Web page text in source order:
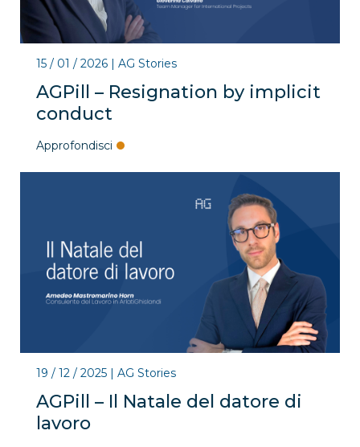
AGPill – Resignation by implicit
conduct
15 / 01 / 2026| AG Stories
Approfondisci
AGPill – Il Natale del datore di
lavoro
19 / 12 / 2025| AG Stories